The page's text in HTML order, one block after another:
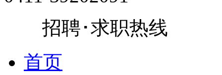
招聘･求职热线
首页